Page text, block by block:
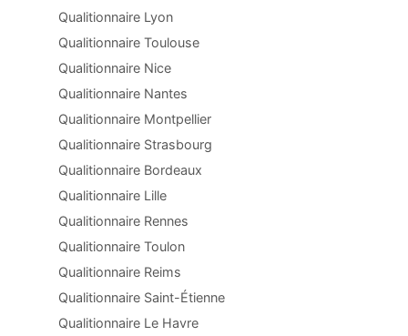
Qualitionnaire Lyon
Qualitionnaire Toulouse
Qualitionnaire Nice
Qualitionnaire Nantes
Qualitionnaire Montpellier
Qualitionnaire Strasbourg
Qualitionnaire Bordeaux
Qualitionnaire Lille
Qualitionnaire Rennes
Qualitionnaire Toulon
Qualitionnaire Reims
Qualitionnaire Saint-Étienne
Qualitionnaire Le Havre